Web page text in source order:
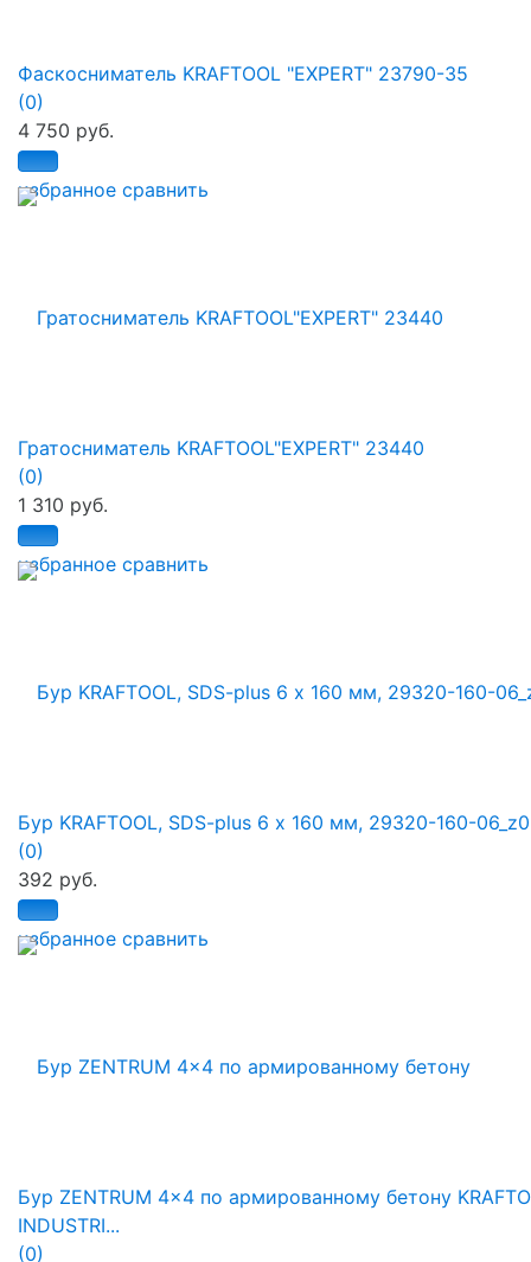
избранное сравнить
Фаскосниматель KRAFTOOL "EXPERT" 23790-35
(0)
4 750 руб.
избранное сравнить
Гратосниматель KRAFTOOL"EXPERT" 23440
(0)
1 310 руб.
избранное сравнить
Бур KRAFTOOL, SDS-plus 6 х 160 мм, 29320-160-
(0)
392 руб.
Бур ZENTRUM 4x4 по армированному бетону
INDUSTRI...
(0)